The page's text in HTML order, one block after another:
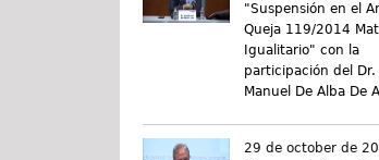
"Suspensión en el
Queja 119/2014
Igualitario" con la
participación del Dr.
Manuel De Alba De
29 de october de